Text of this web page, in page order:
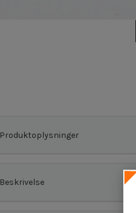
Produktoplysninger
Beskrivelse